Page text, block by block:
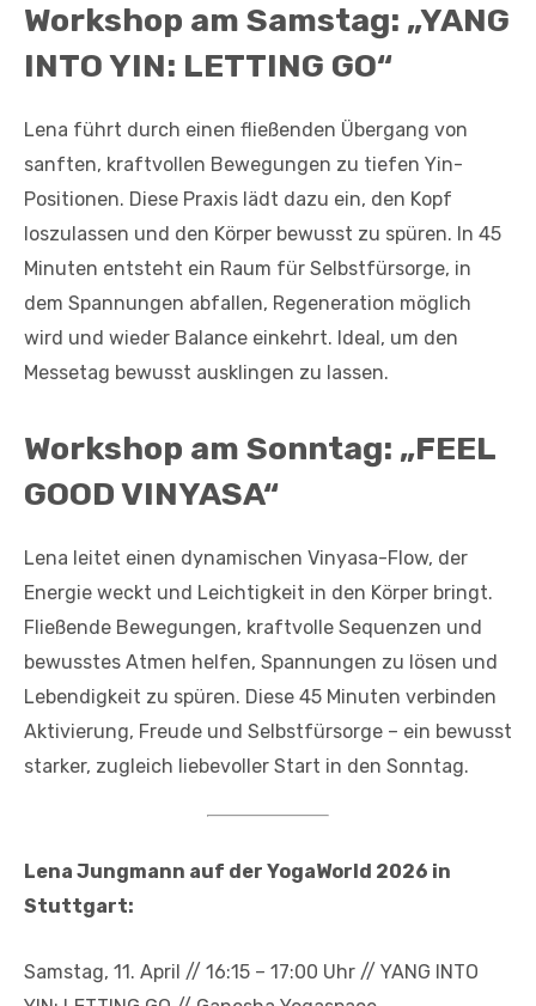
Workshop am Samstag: „YANG
INTO YIN: LETTING GO“
Lena führt durch einen fließenden Übergang von
sanften, kraftvollen Bewegungen zu tiefen Yin-
Positionen. Diese Praxis lädt dazu ein, den Kopf
loszulassen und den Körper bewusst zu spüren. In 45
Minuten entsteht ein Raum für Selbstfürsorge, in
dem Spannungen abfallen, Regeneration möglich
wird und wieder Balance einkehrt. Ideal, um den
Messetag bewusst ausklingen zu lassen.
Workshop am Sonntag: „FEEL
GOOD VINYASA“
Lena leitet einen dynamischen Vinyasa-Flow, der
Energie weckt und Leichtigkeit in den Körper bringt.
Fließende Bewegungen, kraftvolle Sequenzen und
bewusstes Atmen helfen, Spannungen zu lösen und
Lebendigkeit zu spüren. Diese 45 Minuten verbinden
Aktivierung, Freude und Selbstfürsorge – ein bewusst
starker, zugleich liebevoller Start in den Sonntag.
Lena Jungmann auf der YogaWorld 2026 in
Stuttgart:
Samstag, 11. April // 16:15 – 17:00 Uhr // YANG INTO